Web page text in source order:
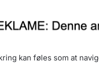
kan føles som at